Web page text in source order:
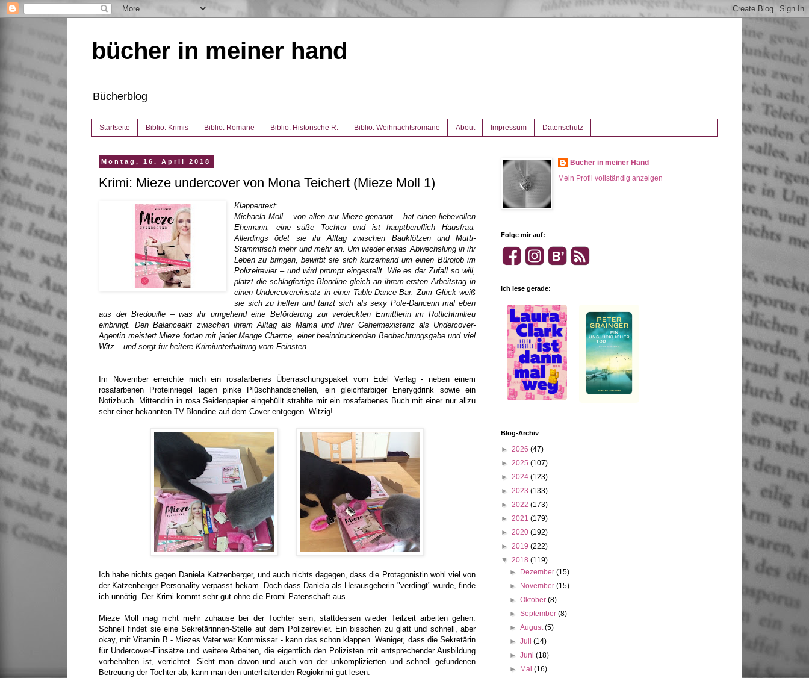
bücher in meiner hand
Bücherblog
Startseite Biblio: Krimis Biblio: Romane Biblio: Historische R. Biblio: Weihnachtsromane About Impressum Datenschutz
Montag, 16. April 2018
Krimi: Mieze undercover von Mona Teichert (Mieze Moll 1)
Klappentext:
Michaela Moll – von allen nur Mieze genannt – hat einen liebevollen
Ehemann, eine süße Tochter und ist hauptberuflich Hausfrau.
Allerdings ödet sie ihr Alltag zwischen Bauklötzen und Mutti-
Stammtisch mehr und mehr an. Um wieder etwas Abwechslung in ihr
Leben zu bringen, bewirbt sie sich kurzerhand um einen Bürojob im
Polizeirevier – und wird prompt eingestellt. Wie es der Zufall so will,
platzt die schlagfertige Blondine gleich an ihrem ersten Arbeitstag in
einen Undercovereinsatz in einer Table-Dance-Bar. Zum Glück weiß
sie sich zu helfen und tanzt sich als sexy Pole-Dancerin mal eben
aus der Bredouille – was ihr umgehend eine Beförderung zur verdeckten Ermittlerin im Rotlichtmilieu
einbringt. Den Balanceakt zwischen ihrem Alltag als Mama und ihrer Geheimexistenz als Undercover-
Agentin meistert Mieze fortan mit jeder Menge Charme, einer beeindruckenden Beobachtungsgabe und viel
Witz – und sorgt für heitere Krimiunterhaltung vom Feinsten.
Im November erreichte mich ein rosafarbenes Überraschungspaket vom Edel Verlag - neben einem
rosafarbenen Proteinriegel lagen pinke Plüschhandschellen, ein gleichfarbiger Enerygdrink sowie ein
Notizbuch. Mittendrin in rosa Seidenpapier eingehüllt strahlte mir ein rosafarbenes Buch mit einer nur allzu
sehr einer bekannten TV-Blondine auf dem Cover entgegen. Witzig!
Ich habe nichts gegen Daniela Katzenberger, und auch nichts dagegen, dass die Protagonistin wohl viel von
der Katzenberger-Personality verpasst bekam. Doch dass Daniela als Herausgeberin "verdingt" wurde, finde
ich unnötig. Der Krimi kommt sehr gut ohne die Promi-Patenschaft aus.
Mieze Moll mag nicht mehr zuhause bei der Tochter sein, stattdessen wieder Teilzeit arbeiten gehen.
Schnell findet sie eine Sekretärinnen-Stelle auf dem Polizeirevier. Ein bisschen zu glatt und schnell, aber
okay, mit Vitamin B - Miezes Vater war Kommissar - kann das schon klappen.Weniger, dass die Sekretärin
für Undercover-Einsätze und weitere Arbeiten, die eigentlich den Polizisten mit entsprechender Ausbildung
vorbehalten ist, verrichtet. Sieht man davon und auch von der unkomplizierten und schnell gefundenen
Betreuung der Tochter ab, kann man den unterhaltenden Regiokrimi gut lesen.
Bücher in meiner Hand
Mein Profil vollständig anzeigen
Folge mir auf:
Ich lese gerade:
Blog-Archiv
► 2026 (47)
► 2025 (107)
► 2024 (123)
► 2023 (133)
► 2022 (173)
► 2021 (179)
► 2020 (192)
► 2019 (222)
▼ 2018 (119)
►
Dezember(15)
►
November(15)
►Oktober(8)
►September(8)
►August(5)
►Juli(14)
►Juni(18)
►
Mai(16)